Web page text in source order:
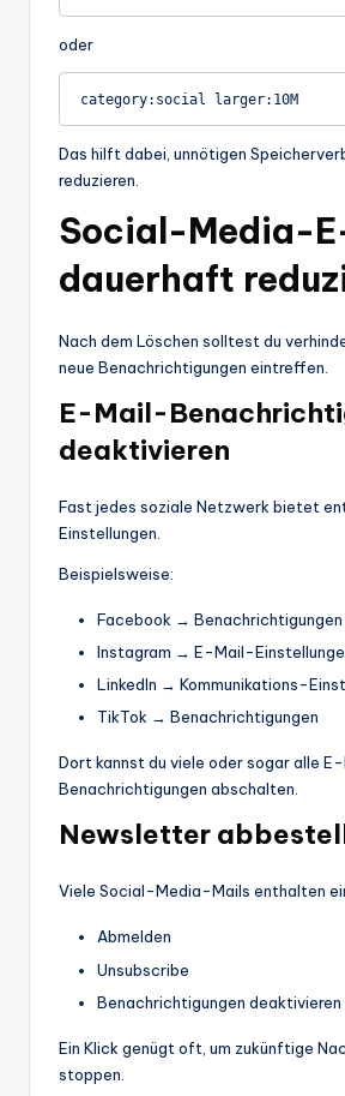
oder
category:social larger:10M
Das hilft dabei, unnötigen
reduzieren.
Social-Media-
dauerhaft
Nach dem Löschen solltest du
neue Benachrichtigungen eintreffen.
E-Mail-
deaktivieren
Fast jedes soziale Netzwerk bietet
Einstellungen.
Beispielsweise:
Facebook → Benachrichtigungen
Instagram → E-Mail-
LinkedIn → Kommunikations-
TikTok → Benachrichtigungen
Dort kannst du viele oder sogar alle
Benachrichtigungen abschalten.
Newsletter
Viele Social-Media-Mails enthalten
Abmelden
Unsubscribe
Benachrichtigungen deaktivieren
Ein Klick genügt oft, um zukünftige
stoppen.